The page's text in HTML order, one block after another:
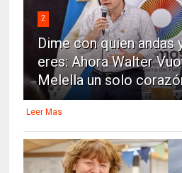
2
Dime con quien andas
eres: Ahora Walter
Melella un solo
Leer Mas